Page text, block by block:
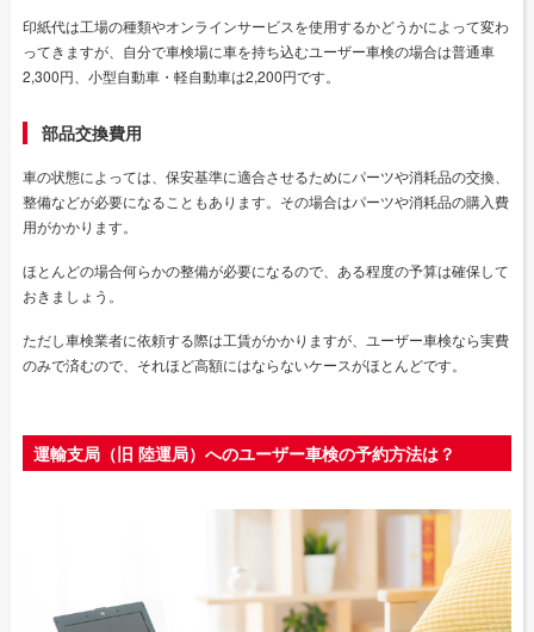
印紙代は工場の種類やオンラインサービスを使用するかどうかによって変わ
ってきますが、自分で車検場に車を持ち込むユーザー車検の場合は普通車
2,300円、小型自動車・軽自動車は2,200円です。
部品交換費用
車の状態によっては、保安基準に適合させるためにパーツや消耗品の交換、
整備などが必要になることもあります。その場合はパーツや消耗品の購入費
用がかかります。
ほとんどの場合何らかの整備が必要になるので、ある程度の予算は確保して
おきましょう。
ただし車検業者に依頼する際は工賃がかかりますが、ユーザー車検なら実費
のみで済むので、それほど高額にはならないケースがほとんどです。
運輸支局（旧 陸運局）へのユーザー車検の予約方法は？